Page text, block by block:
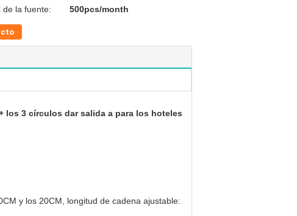
de la fuente:
500pcs/month
los 3 círculos dar salida a para los hoteles
y los 20CM, longitud de cadena ajustable: